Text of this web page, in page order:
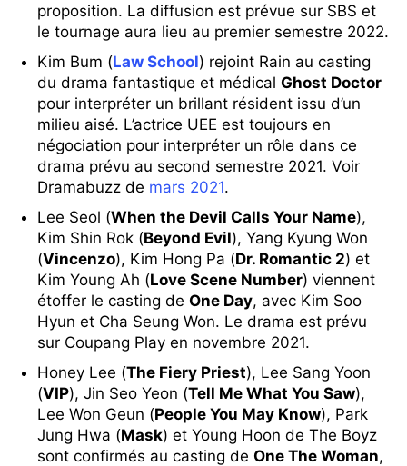
proposition. La diffusion est prévue sur SBS et
le tournage aura lieu au premier semestre 2022.
Kim Bum (Law School) rejoint Rain au casting
du drama fantastique et médical Ghost Doctor
pour interpréter un brillant résident issu d’un
milieu aisé. L’actrice UEE est toujours en
négociation pour interpréter un rôle dans ce
drama prévu au second semestre 2021. Voir
Dramabuzz de mars 2021.
Lee Seol (When the Devil Calls Your Name),
Kim Shin Rok (Beyond Evil), Yang Kyung Won
(Vincenzo), Kim Hong Pa (Dr. Romantic 2) et
Kim Young Ah (Love Scene Number) viennent
étoffer le casting de One Day, avec Kim Soo
Hyun et Cha Seung Won. Le drama est prévu
sur Coupang Play en novembre 2021.
Honey Lee (The Fiery Priest), Lee Sang Yoon
(VIP), Jin Seo Yeon (Tell Me What You Saw),
Lee Won Geun (People You May Know), Park
Jung Hwa (Mask) et Young Hoon de The Boyz
sont confirmés au casting de One The Woman,